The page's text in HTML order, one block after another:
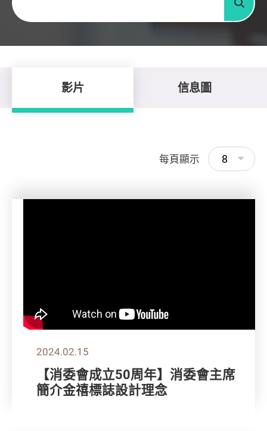
搜尋
影片 信息圖
每頁顯示 8
2024.02.15
【消委會成立50周年】消委會主席
簡介金禧標誌設計理念